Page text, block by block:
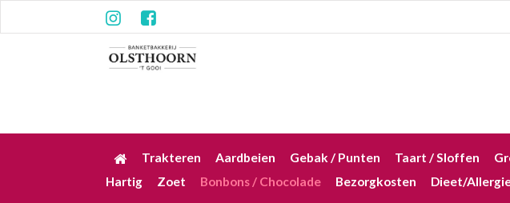
Trakteren Aardbeien Gebak / Punten Taart / Sloffen
Hartig
Zoet Bonbons / Chocolade Bezorgkosten Dieet/